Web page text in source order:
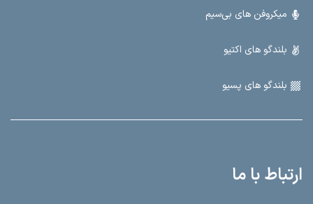
میکروفن های بی‌سیم
بلندگو های اکتیو
بلندگو های پسیو
ارتباط با ما